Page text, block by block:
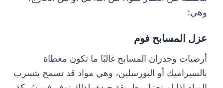
وهي:
عزل المسابح فوم
أرضيات وجدران المسابح غالبًا ما تكون مغطاة
بالسيراميك أو البورسلين، وهي مواد قد تسمح بتسرب